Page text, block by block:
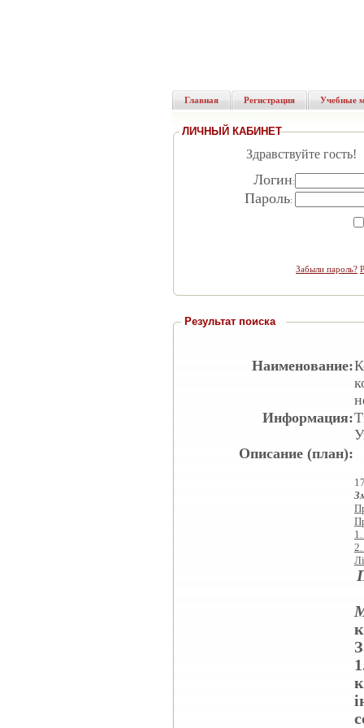
Главная Регистрация Учебные
ЛИЧНЫЙ КАБИНЕТ
Здравствуйте гость!
Логин:
Пароль:
Забыли пароль?
Результат поиска
Наименование:
Информация:
Описание (план):
17
2.